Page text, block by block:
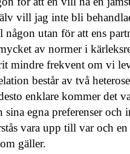
vill jag inte bli
någon utan för att ens
av normer i
mindre frekvent om vi
består av två
enklare kommer det
sina egna preferenser
vara upp till var och
gäller.